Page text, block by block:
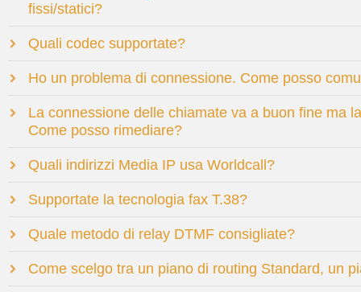
fissi/statici?
Quali codec supportate?
Ho un problema di connessione. Come posso
La connessione delle chiamate va a buon fine ma
Come posso rimediare?
Quali indirizzi Media IP usa Worldcall?
Supportate la tecnologia fax T.38?
Quale metodo di relay DTMF consigliate?
Come scelgo tra un piano di routing Standard, un